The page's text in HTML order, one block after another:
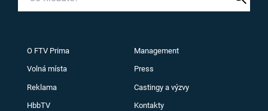
O FTV Prima Management
Volná místa Press
Reklama Castingy a výzvy
HbbTV Kontakty